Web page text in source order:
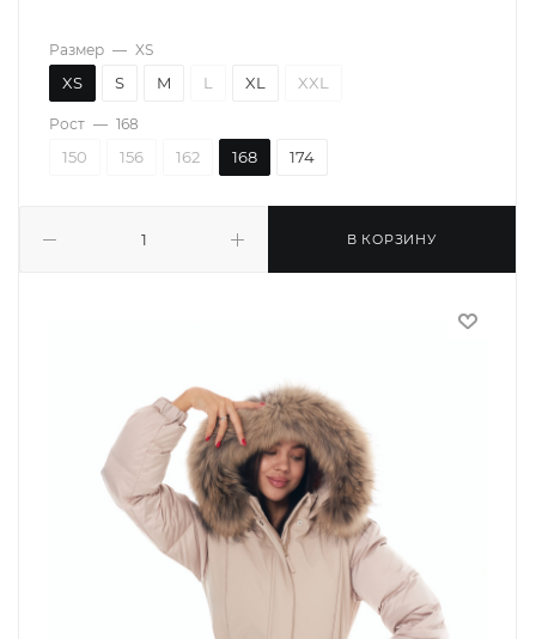
В КОРЗИНУ
Размер — XS
XS S M L XL XXL
Рост — 168
150 156 162 168 174